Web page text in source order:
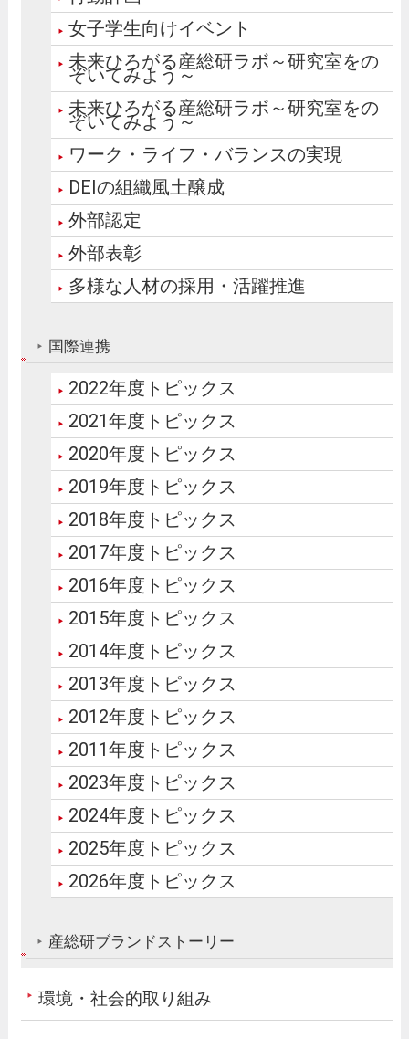
女子学生向けイベント
未来ひろがる産総研ラボ～研究室をの
ぞいてみよう～
未来ひろがる産総研ラボ～研究室をの
ぞいてみよう～
ワーク・ライフ・バランスの実現
DEIの組織風土醸成
外部認定
外部表彰
多様な人材の採用・活躍推進
国際連携
2022年度トピックス
2021年度トピックス
2020年度トピックス
2019年度トピックス
2018年度トピックス
2017年度トピックス
2016年度トピックス
2015年度トピックス
2014年度トピックス
2013年度トピックス
2012年度トピックス
2011年度トピックス
2023年度トピックス
2024年度トピックス
2025年度トピックス
2026年度トピックス
産総研ブランドストーリー
環境・社会的取り組み